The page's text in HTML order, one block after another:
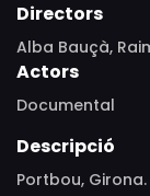
Directors
Alba Bauçà,
Actors
Documental
Descripció
Portbou,